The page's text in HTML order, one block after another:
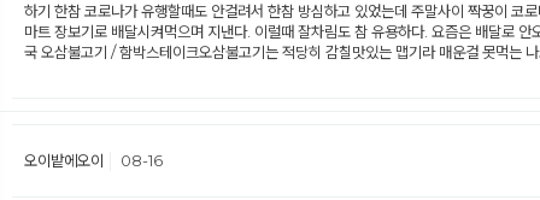
하기 한참 코로나가 유행할때도 안걸려서 한참 방심하고 있었는데 주말사이 짝꿍이 코
마트 장보기로 배달시켜먹으며 지낸다. 이럴때 잘차림도 참 유용하다. 요즘은 배달로
국 오삼불고기 / 함박스테이크오삼불고기는 적당히 감칠맛있는 맵기라 매운걸 못먹는
오이밭에오이 08-16